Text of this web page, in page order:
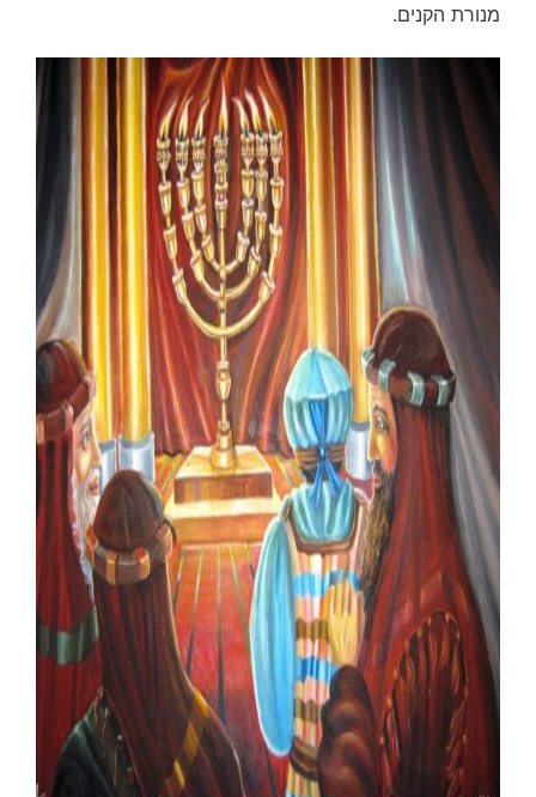
מנורת הקנים.